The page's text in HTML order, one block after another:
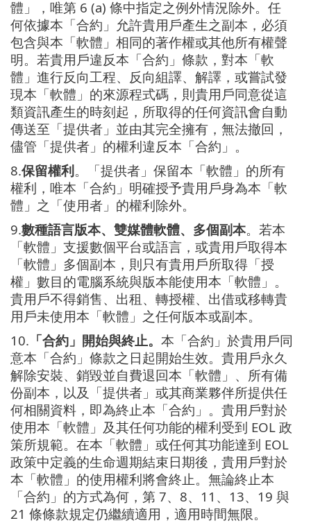
體」，唯第 6 (a) 條中指定之例外情況除外。任
何依據本「合約」允許貴用戶產生之副本，必須
包含與本「軟體」相同的著作權或其他所有權聲
明。若貴用戶違反本「合約」條款，對本「軟
體」進行反向工程、反向組譯、解譯，或嘗試發
現本「軟體」的來源程式碼，則貴用戶同意從這
類資訊產生的時刻起，所取得的任何資訊會自動
傳送至「提供者」並由其完全擁有，無法撤回，
儘管「提供者」的權利違反本「合約」。
8.保留權利。「提供者」保留本「軟體」的所有
權利，唯本「合約」明確授予貴用戶身為本「軟
體」之「使用者」的權利除外。
9.數種語言版本、雙媒體軟體、多個副本。若本
「軟體」支援數個平台或語言，或貴用戶取得本
「軟體」多個副本，則只有貴用戶所取得「授
權」數目的電腦系統與版本能使用本「軟體」。
貴用戶不得銷售、出租、轉授權、出借或移轉貴
用戶未使用本「軟體」之任何版本或副本。
10. 「合約」開始與終止。 本「合約」於貴用戶同
意本「合約」條款之日起開始生效。貴用戶永久
解除安裝、銷毀並自費退回本「軟體」、所有備
份副本，以及「提供者」或其商業夥伴所提供任
何相關資料，即為終止本「合約」。貴用戶對於
使用本「軟體」及其任何功能的權利受到 EOL 政
策所規範。在本「軟體」或任何其功能達到 EOL
政策中定義的生命週期結束日期後，貴用戶對於
本「軟體」的使用權利將會終止。無論終止本
「合約」的方式為何，第 7、8、11、13、19 與
21 條條款規定仍繼續適用，適用時間無限。